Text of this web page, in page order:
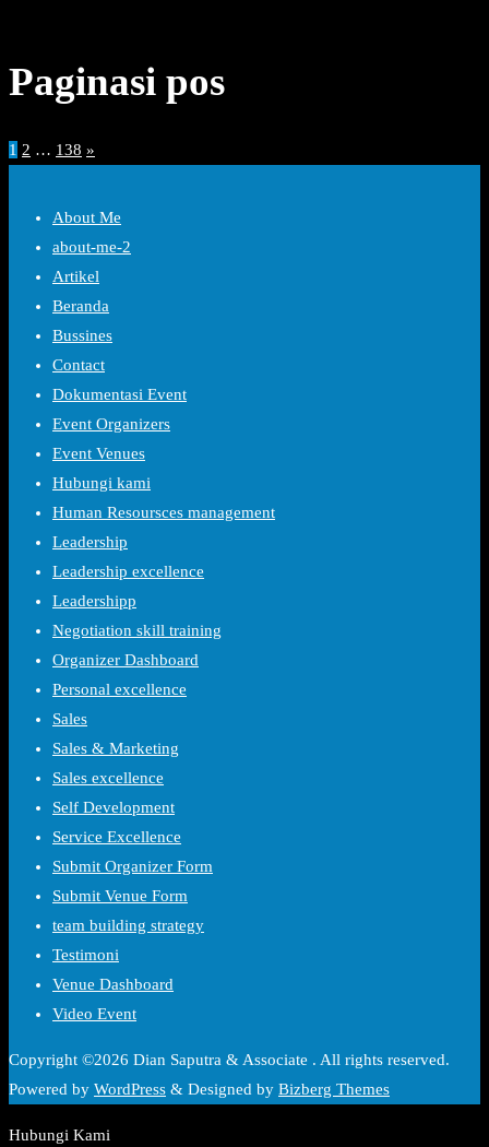
Paginasi pos
1 2 … 138 »
About Me
about-me-2
Artikel
Beranda
Bussines
Contact
Dokumentasi Event
Event Organizers
Event Venues
Hubungi kami
Human Resoursces management
Leadership
Leadership excellence
Leadershipp
Negotiation skill training
Organizer Dashboard
Personal excellence
Sales
Sales & Marketing
Sales excellence
Self Development
Service Excellence
Submit Organizer Form
Submit Venue Form
team building strategy
Testimoni
Venue Dashboard
Video Event
Copyright ©2026 Dian Saputra & Associate . All rights reserved.
Powered by WordPress & Designed by Bizberg Themes
Hubungi Kami